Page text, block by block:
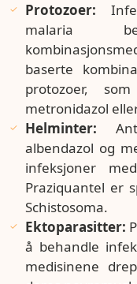
Protozoer:
malaria
baserte
protozoer,
metronidazol
Helminter:
albendazol og
infeksjoner
Praziquantel er
Schistosoma.
Ektoparasitter:
å behandle
medisinene